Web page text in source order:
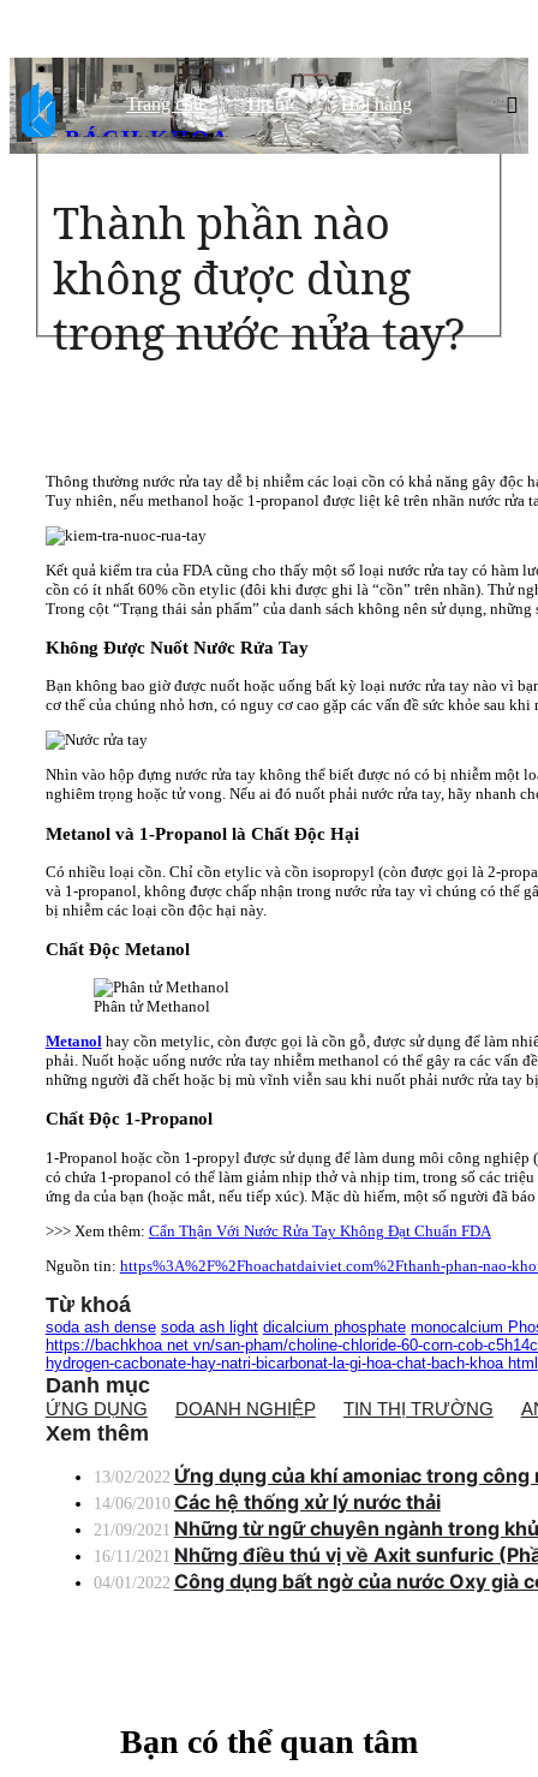
BÁCH KHOA
CHẤT LƯỢNG HÀNG ĐẦU, ĐỐI TÁC TIN CẬY
Trang chủ Tin tức Hỏi hàng
Thành phần nào
không được dùng
trong nước nửa tay?
Thông thường nước rửa tay dễ bị nhiễm các loại cồn có khả năng gây độc
Tuy nhiên, nếu methanol hoặc 1-propanol được liệt kê trên nhãn nước rửa
Kết quả kiểm tra của FDA cũng cho thấy một số loại nước rửa tay có hàm
cồn có ít nhất 60% cồn etylic (đôi khi được ghi là “cồn” trên nhãn). Thử
Trong cột “Trạng thái sản phẩm” của danh sách không nên sử dụng,
Không Được Nuốt Nước Rửa Tay
Bạn không bao giờ được nuốt hoặc uống bất kỳ loại nước rửa tay nào vì
cơ thể của chúng nhỏ hơn, có nguy cơ cao gặp các vấn đề sức khỏe sau khi
Nhìn vào hộp đựng nước rửa tay không thể biết được nó có bị nhiễm một
nghiêm trọng hoặc tử vong. Nếu ai đó nuốt phải nước rửa tay, hãy nhanh
Metanol và 1-Propanol là Chất Độc Hại
Có nhiều loại cồn. Chỉ cồn etylic và cồn isopropyl (còn được gọi là 2-
và 1-propanol, không được chấp nhận trong nước rửa tay vì chúng có thể
bị nhiễm các loại cồn độc hại này.
Chất Độc Metanol
Phân tử Methanol
Metanolhay cồn metylic, còn được gọi là cồn gỗ, được sử dụng để làm
phải. Nuốt hoặc uống nước rửa tay nhiễm methanol có thể gây ra các vấn
những người đã chết hoặc bị mù vĩnh viễn sau khi nuốt phải nước rửa tay
Chất Độc 1-Propanol
1-Propanol hoặc cồn 1-propyl được sử dụng để làm dung môi công
có chứa 1-propanol có thể làm giảm nhịp thở và nhịp tim, trong số các
ứng da của bạn (hoặc mắt, nếu tiếp xúc). Mặc dù hiếm, một số người đã
>>> Xem thêm: Cẩn Thận Với Nước Rửa Tay Không Đạt Chuẩn FDA
Nguồn tin: https%3A%2F%2Fhoachatdaiviet.com%2Fthanh-phan-nao-
Từ khoá
soda ash dense soda ash light dicalcium phosphate monocalcium
https://bachkhoa net vn/san-pham/choline-chloride-60-corn-cob-
hydrogen-cacbonate-hay-natri-bicarbonat-la-gi-hoa-chat-bach-khoa html
Danh mục
ỨNG DỤNG DOANH NGHIỆP TIN THỊ TRƯỜNG
Xem thêm
13/02/2022 Ứng dụng của khí amoniac trong công
14/06/2010 Các hệ thống xử lý nước thải
21/09/2021 Những từ ngữ chuyên ngành trong
16/11/2021 Những điều thú vị về Axit sunfuric
04/01/2022 Công dụng bất ngờ của nước Oxy già
Bạn có thể quan tâm